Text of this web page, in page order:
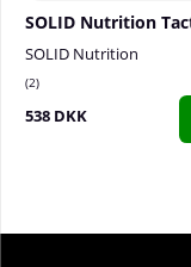
SOLID Nutrition
2
538 DKK